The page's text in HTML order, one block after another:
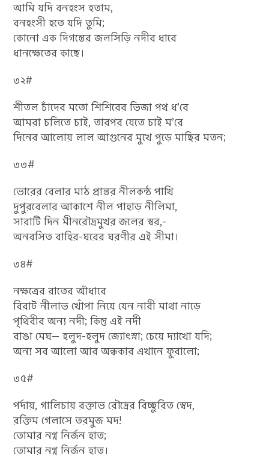
আমি যদি বনহংস হতাম,
বনহংসী হতে যদি তুমি;
কোনো এক দিগন্তের জলসিড়ি নদীর ধারে
ধানক্ষেতের কাছে।
৩২#
শীতল চাঁদের মতো শিশিরের ভিজা পথ ধ’রে
আমরা চলিতে চাই, তারপর যেতে চাই ম’রে
দিনের আলোয় লাল আগুনের মুখে পুড়ে মাছির মতন;
৩৩#
ভোরের বেলার মাঠ প্রান্তর নীলকন্ঠ পাখি
দুপুরবেলার আকাশে নীল পাহাড় নীলিমা,
সারাটি দিন মীনরৌদ্রমুখর জলের স্বর,-
অনবসিত বাহির-ঘরের ঘরণীর এই সীমা।
৩৪#
নক্ষত্রের রাতের আঁধারে
বিরাট নীলাভ খোঁপা নিয়ে যেন নারী মাথা নাড়ে
পৃথিবীর অন্য নদী; কিন্তু এই নদী
রাঙা মেঘ— হলুদ-হলুদ জ্যোৎস্না; চেয়ে দ্যাখো যদি;
অন্য সব আলো আর অন্ধকার এখানে ফুরালো;
৩৫#
পর্দায়, গালিচায় রক্তাভ রৌদ্রের বিচ্ছুরিত স্বেদ,
রক্তিম গেলাসে তরমুজ মদ!
তোমার নগ্ন নির্জন হাত;
তোমার নগ্ন নির্জন হাত।